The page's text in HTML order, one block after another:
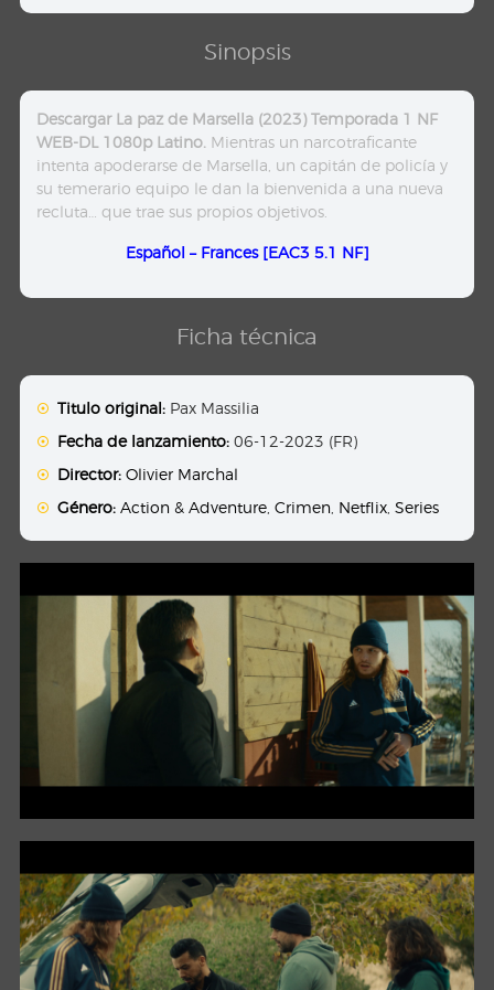
Sinopsis
Descargar La paz de Marsella (2023) Temporada 1 NF
WEB-DL 1080p Latino. Mientras un narcotraficante
intenta apoderarse de Marsella, un capitán de policía y
su temerario equipo le dan la bienvenida a una nueva
recluta… que trae sus propios objetivos.
Español – Frances [EAC3 5.1 NF]
Ficha técnica
Titulo original: Pax Massilia
Fecha de lanzamiento: 06-12-2023 (FR)
Director: Olivier Marchal
Género: Action & Adventure ,Crimen Netflix ,Series